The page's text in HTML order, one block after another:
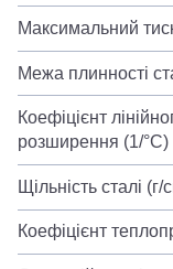
Максимальний
Межа плинності
Коефіцієнт
розширення (1/°С)
Щільність сталі (г/
Коефіцієнт